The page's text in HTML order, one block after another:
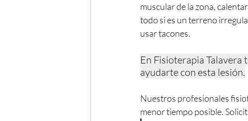
muscular de la zona,
todo si es un terreno
usar tacones.
En Fisioterapia
ayudarte con esta lesión.
Nuestros profesionales
menor tiempo posible.